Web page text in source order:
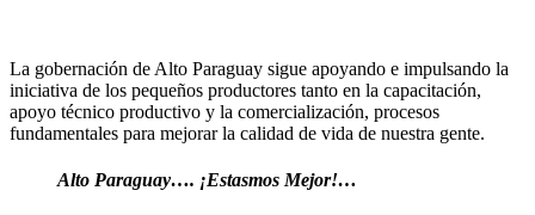
La gobernación de Alto Paraguay sigue apoyando e impulsando la
iniciativa de los pequeños productores tanto en la capacitación,
apoyo técnico productivo y la comercialización, procesos
fundamentales para mejorar la calidad de vida de nuestra gente.
Alto Paraguay…. ¡Estasmos Mejor!…